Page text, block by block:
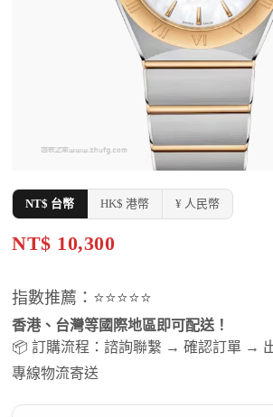
NT$ 台幣 HK$ 港幣 ¥ 人民幣
NT$ 10,300
指數推薦：⭐⭐⭐⭐⭐
香港、台灣等國際地區即可配送！
📦 訂購流程：諮詢聯繫 → 確認訂單 →
專線物流寄送